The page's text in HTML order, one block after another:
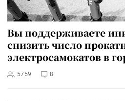
Вы поддерживаете
снизить число
электросамокатов в
5759 8